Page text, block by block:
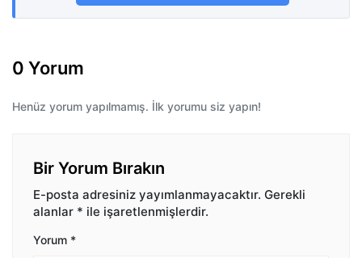
0 Yorum
Henüz yorum yapılmamış. İlk yorumu siz yapın!
Bir Yorum Bırakın
E-posta adresiniz yayımlanmayacaktır. Gerekli
alanlar * ile işaretlenmişlerdir.
Yorum *